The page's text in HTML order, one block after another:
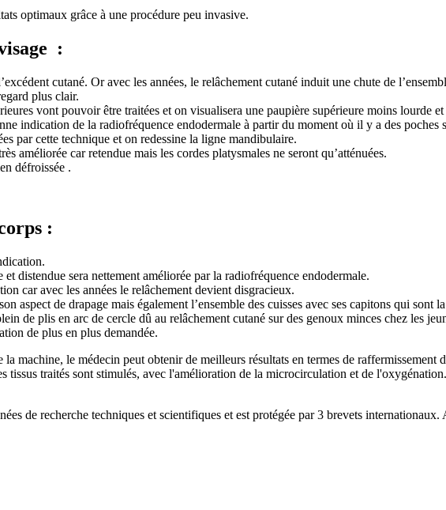
optimaux grâce à une procédure peu invasive.
:
’excédent cutané. Or avec les années, le relâchement cutané induit une chute de l’
plus clair.
vont pouvoir être traitées et on visualisera une paupière supérieure moins lourde
indication de la radiofréquence endodermale à partir du moment où il y a des poches
par cette technique et on redessine la ligne mandibulaire.
améliorée car retendue mais les cordes platysmales ne seront qu’atténuées.
défroissée .
:
distendue sera nettement améliorée par la radiofréquence endodermale.
car avec les années le relâchement devient disgracieux.
aspect de drapage mais également l’ensemble des cuisses avec ses capitons qui sont
de plis en arc de cercle dû au relâchement cutané sur des genoux minces chez les
de plus en plus demandée.
la machine, le médecin peut obtenir de meilleurs résultats en termes de
tissus traités sont stimulés, avec l'amélioration de la microcirculation et de
de recherche techniques et scientifiques et est protégée par 3 brevets